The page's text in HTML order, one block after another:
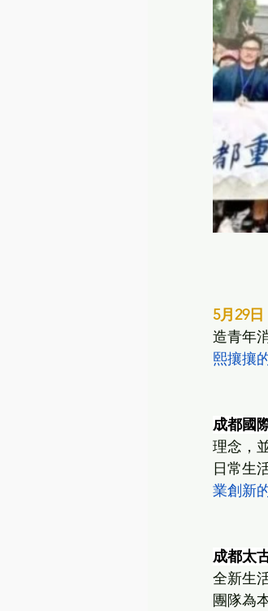
5月29日
造青年
熙攘攘
成都國
理念，
日常生
業創新
成都太
全新生
團隊為